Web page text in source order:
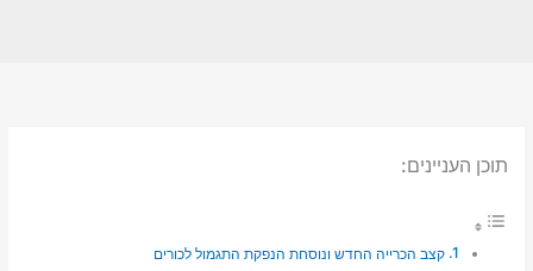
תוכן העניינים:
קצב הכרייה החדש ונוסחת הנפקת התגמול לכורים